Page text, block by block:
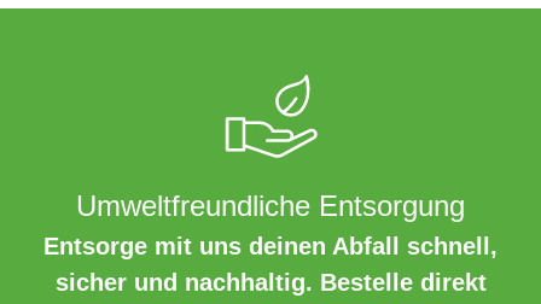
Umweltfreundliche Entsorgung
Entsorge mit uns deinen Abfall schnell,
sicher und nachhaltig. Bestelle direkt